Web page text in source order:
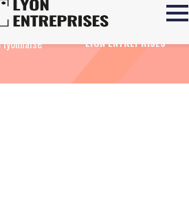
d’année s’annonce
lyonnaise
TOUTE L’ACTUALITÉ
LYON ENTREPRISES